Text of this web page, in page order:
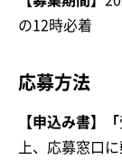
の12時必着
応募方法
【申込み書】「
上、応募窓口